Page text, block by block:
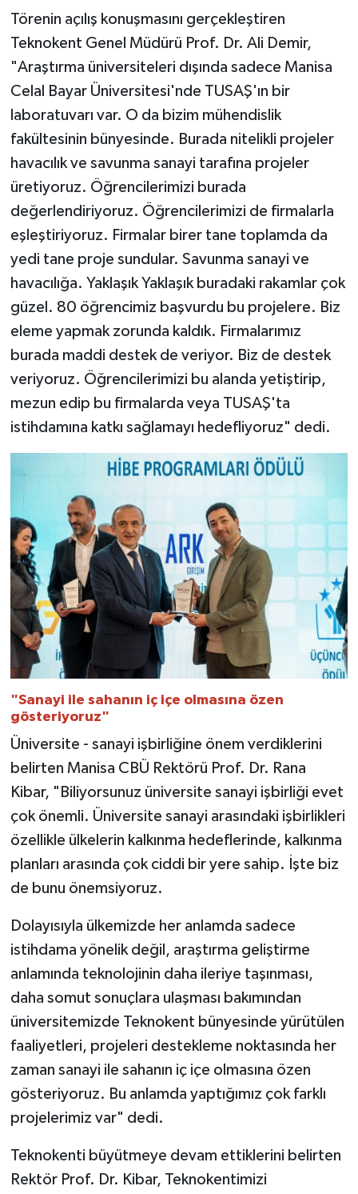
Törenin açılış konuşmasını gerçekleştiren
Teknokent Genel Müdürü Prof. Dr. Ali Demir,
"Araştırma üniversiteleri dışında sadece Manisa
Celal Bayar Üniversitesi'nde TUSAŞ'ın bir
laboratuvarı var. O da bizim mühendislik
fakültesinin bünyesinde. Burada nitelikli projeler
havacılık ve savunma sanayi tarafına projeler
üretiyoruz. Öğrencilerimizi burada
değerlendiriyoruz. Öğrencilerimizi de firmalarla
eşleştiriyoruz. Firmalar birer tane toplamda da
yedi tane proje sundular. Savunma sanayi ve
havacılığa. Yaklaşık Yaklaşık buradaki rakamlar çok
güzel. 80 öğrencimiz başvurdu bu projelere. Biz
eleme yapmak zorunda kaldık. Firmalarımız
burada maddi destek de veriyor. Biz de destek
veriyoruz. Öğrencilerimizi bu alanda yetiştirip,
mezun edip bu firmalarda veya TUSAŞ'ta
istihdamına katkı sağlamayı hedefliyoruz" dedi.
"Sanayi ile sahanın iç içe olmasına özen
gösteriyoruz"
Üniversite - sanayi işbirliğine önem verdiklerini
belirten Manisa CBÜ Rektörü Prof. Dr. Rana
Kibar, "Biliyorsunuz üniversite sanayi işbirliği evet
çok önemli. Üniversite sanayi arasındaki işbirlikleri
özellikle ülkelerin kalkınma hedeflerinde, kalkınma
planları arasında çok ciddi bir yere sahip. İşte biz
de bunu önemsiyoruz.
Dolayısıyla ülkemizde her anlamda sadece
istihdama yönelik değil, araştırma geliştirme
anlamında teknolojinin daha ileriye taşınması,
daha somut sonuçlara ulaşması bakımından
üniversitemizde Teknokent bünyesinde yürütülen
faaliyetleri, projeleri destekleme noktasında her
zaman sanayi ile sahanın iç içe olmasına özen
gösteriyoruz. Bu anlamda yaptığımız çok farklı
projelerimiz var" dedi.
Teknokenti büyütmeye devam ettiklerini belirten
Rektör Prof. Dr. Kibar, Teknokentimizi